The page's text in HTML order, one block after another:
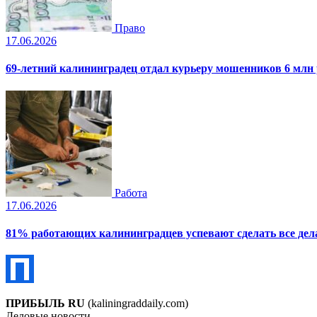
Право
17.06.2026
69-летний калининградец отдал курьеру мошенников 6 млн
Работа
17.06.2026
81% работающих калининградцев успевают сделать все
ПРИБЫЛЬ RU (kaliningraddaily.com)